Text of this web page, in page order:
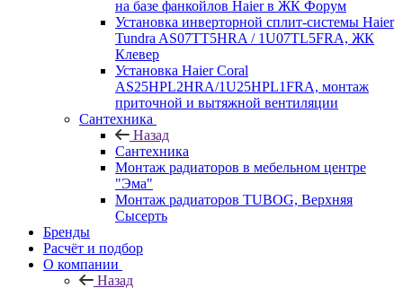
на базе фанкойлов Haier в ЖК Форум
Установка инверторной сплит-системы Haier
Tundra AS07TT5HRA / 1U07TL5FRA, ЖК
Клевер
Установка Haier Coral
AS25HPL2HRA/1U25HPL1FRA, монтаж
приточной и вытяжной вентиляции
Сантехника
Назад
Сантехника
Монтаж радиаторов в мебельном центре
"Эма"
Монтаж радиаторов TUBOG, Верхняя
Сысерть
Бренды
Расчёт и подбор
О компании
Назад